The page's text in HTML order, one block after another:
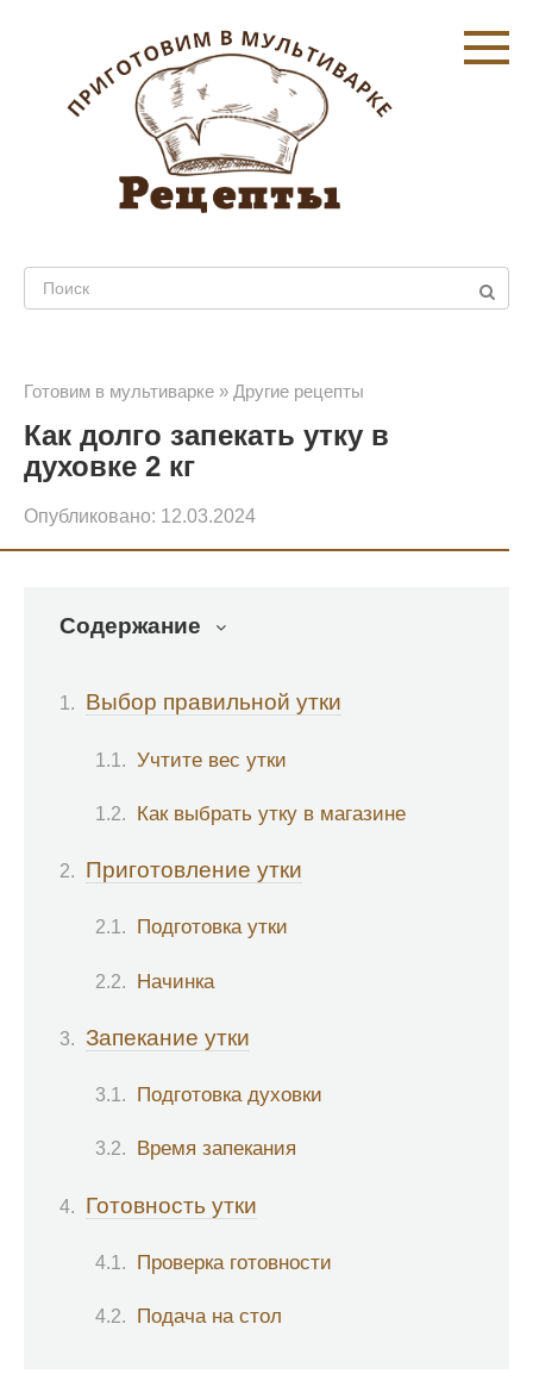
контенту
Поиск:
Готовим в мультиварке » Другие рецепты
Как долго запекать утку в
духовке 2 кг
Опубликовано: 12.03.2024
Содержание
Выбор правильной утки
Учтите вес утки
Как выбрать утку в магазине
Приготовление утки
Подготовка утки
Начинка
Запекание утки
Подготовка духовки
Время запекания
Готовность утки
Проверка готовности
Подача на стол